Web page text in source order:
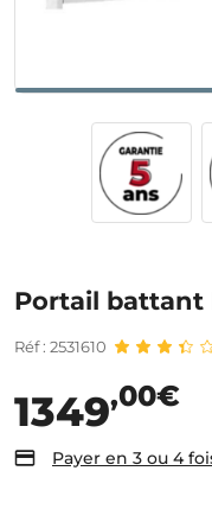
Portail battant
Réf : 2531610
1349,00€
Payer en 3 ou 4